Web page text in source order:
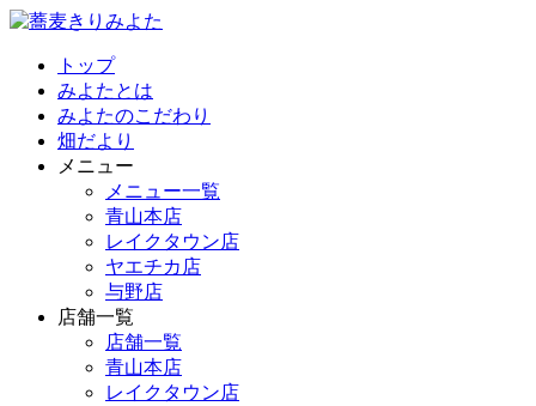
トップ
みよたとは
みよたのこだわり
畑だより
メニュー
メニュー一覧
青山本店
レイクタウン店
ヤエチカ店
与野店
店舗一覧
店舗一覧
青山本店
レイクタウン店